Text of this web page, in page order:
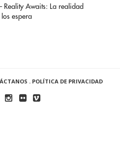
Reality Awaits: La realidad
espera
. POLÍTICA DE PRIVACIDAD